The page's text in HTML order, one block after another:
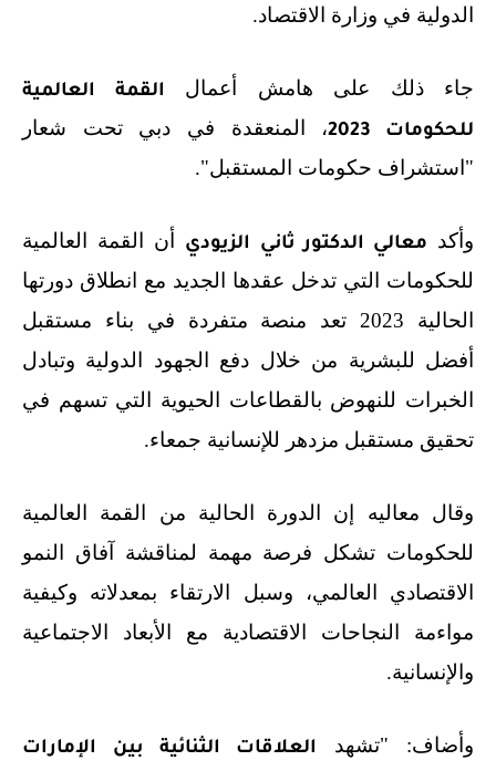
الدولية في وزارة الاقتصاد.
جاء ذلك على هامش أعمال
القمة العالمية
للحكومات 2023
، المنعقدة في دبي تحت شعار
"استشراف حكومات المستقبل".
وأكد معالي الدكتور ثاني الزيودي أن القمة العالمية
للحكومات التي تدخل عقدها الجديد مع انطلاق دورتها
الحالية 2023 تعد منصة متفردة في بناء مستقبل
أفضل للبشرية من خلال دفع الجهود الدولية وتبادل
الخبرات للنهوض بالقطاعات الحيوية التي تسهم في
تحقيق مستقبل مزدهر للإنسانية جمعاء.
وقال معاليه إن الدورة الحالية من القمة العالمية
للحكومات تشكل فرصة مهمة لمناقشة آفاق النمو
الاقتصادي العالمي، وسبل الارتقاء بمعدلاته وكيفية
مواءمة النجاحات الاقتصادية مع الأبعاد الاجتماعية
والإنسانية.
وأضاف: "تشهد العلاقات الثنائية بين الإمارات